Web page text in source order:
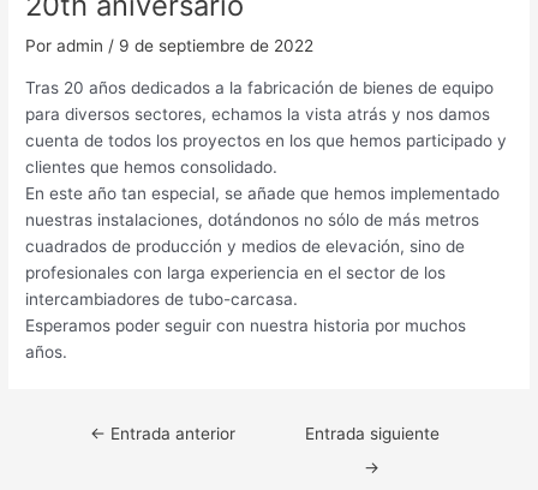
Poradmin / 9 de septiembre de 2022
Tras 20 años dedicados a la fabricación de bienes de equipo
para diversos sectores, echamos la vista atrás y nos damos
cuenta de todos los proyectos en los que hemos participado y
clientes que hemos consolidado.
En este año tan especial, se añade que hemos implementado
nuestras instalaciones, dotándonos no sólo de más metros
cuadrados de producción y medios de elevación, sino de
profesionales con larga experiencia en el sector de los
intercambiadores de tubo-carcasa.
Esperamos poder seguir con nuestra historia por muchos
años.
← Entrada anterior
Entrada siguiente
→